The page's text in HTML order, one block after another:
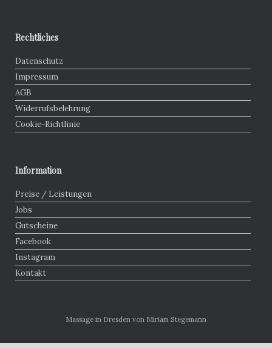
Rechtliches
Datenschutz
Impressum
AGB
Widerrufsbelehrung
Cookie-Richtlinie
Information
Preise / Leistungen
Jobs
Gutscheine
Facebook
Instagram
Kontakt
Massage in Dresden von Miriam Stegemann